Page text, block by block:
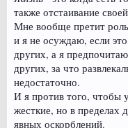
также отстаивание
Мне вообще претит
и я не осуждаю, если
других, а я
других, за что
недостаточно.
И я против того, чтобы
жесткие, но в пределах
явных оскорблений.